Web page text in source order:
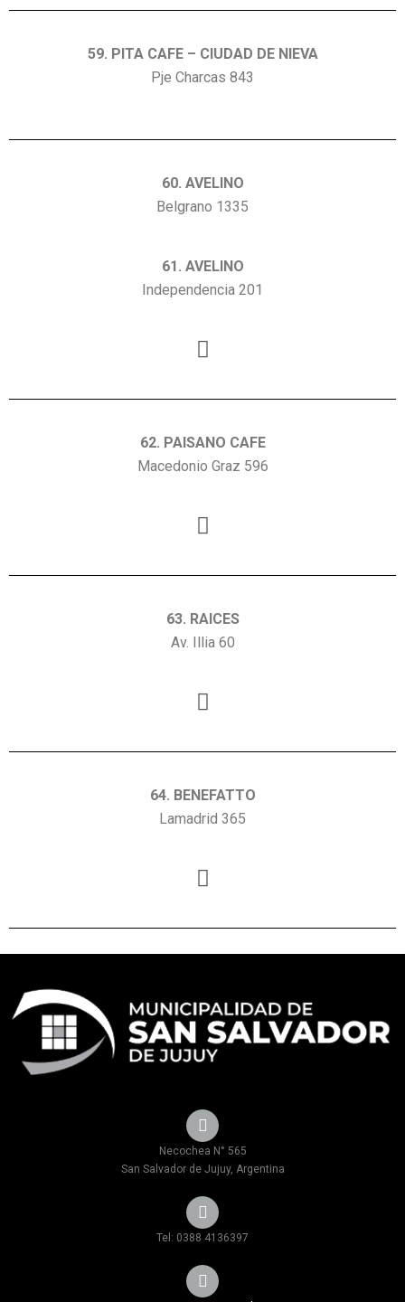
59. PITA CAFE – CIUDAD DE NIEVA
Pje Charcas 843
60. AVELINO
Belgrano 1335
61. AVELINO
Independencia 201
62. PAISANO CAFE
Macedonio Graz 596
63. RAICES
Av. Illia 60
64. BENEFATTO
Lamadrid 365
Necochea N° 565
San Salvador de Jujuy, Argentina
Tel: 0388 4136397